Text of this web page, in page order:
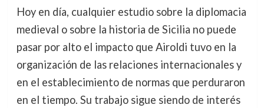
Hoy en día, cualquier estudio sobre la diplomacia
medieval o sobre la historia de Sicilia no puede
pasar por alto el impacto que Airoldi tuvo en la
organización de las relaciones internacionales y
en el establecimiento de normas que perduraron
en el tiempo. Su trabajo sigue siendo de interés